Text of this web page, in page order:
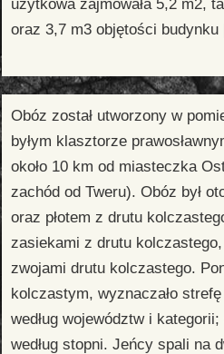
użytkowa zajmowała 5,2 m2,
oraz 3,7 m3 objętości budynku
Obóz został utworzony w
byłym klasztorze
około 10 km od miasteczka
zachód od Tweru). Obóz był
oraz płotem z drutu
zasiekami z drutu kolczastego,
zwojami drutu kolczastego.
kolczastym, wyznaczało
według województw i
według stopni. Jeńcy spali na